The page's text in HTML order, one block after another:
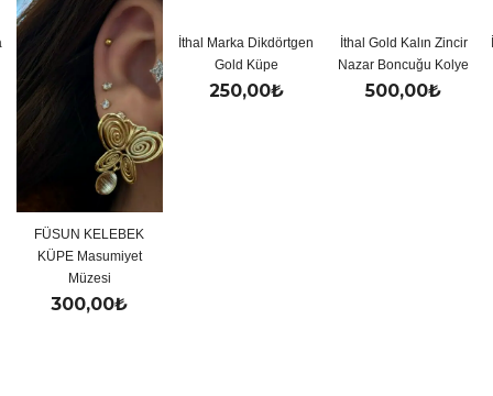
FÜSUN KELEBEK
KÜPE Masumiyet
Müzesi
300,00₺
İthal Marka Dikdörtgen
Gold Küpe
250,00₺
İthal Gold Kalın Zincir
Nazar Boncuğu Kolye
500,00₺